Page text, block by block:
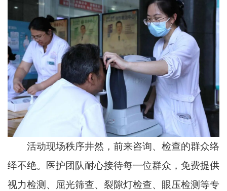
活动现场秩序井然，前来咨询、检查的群众络
绎不绝。医护团队耐心接待每一位群众，免费提供
视力检测、屈光筛查、裂隙灯检查、眼压检测等专